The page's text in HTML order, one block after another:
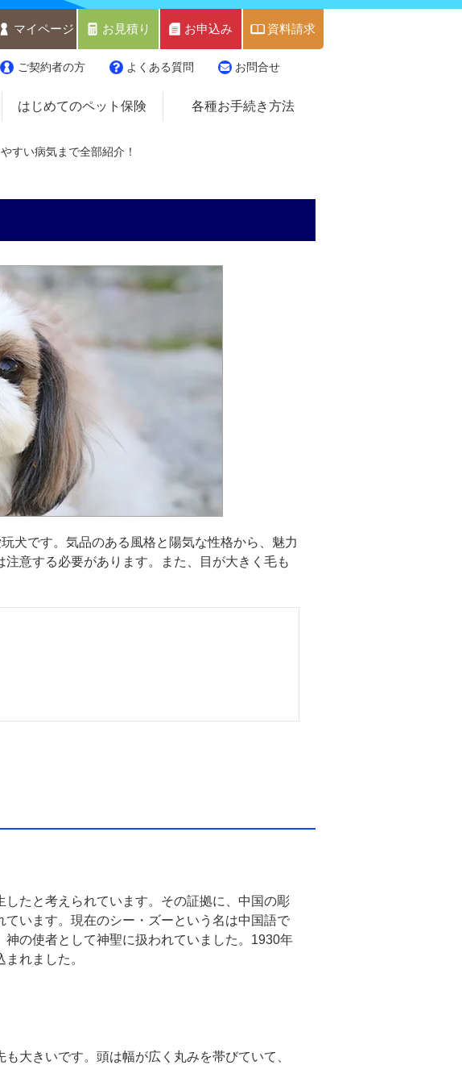
マイページ お見積り お申込み 資料請求
ご契約者の方 よくある質問 お問合せ
はじめてのペット保険 各種お手続き方法
すい病気まで全部紹介！
犬です。気品のある風格と陽気な性格から、魅力
意する必要があります。また、目が大きく毛も
たと考えられています。その証拠に、中国の彫
います。現在のシー・ズーという名は中国語で
神の使者として神聖に扱われていました。1930年
れました。
大きいです。頭は幅が広く丸みを帯びていて、